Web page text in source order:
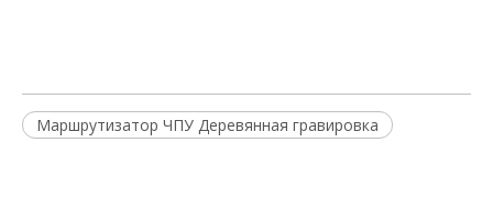
Маршрутизатор ЧПУ Деревянная гравировка